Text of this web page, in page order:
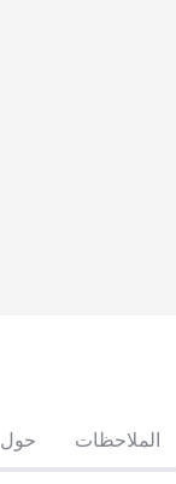
الملاحظات حول